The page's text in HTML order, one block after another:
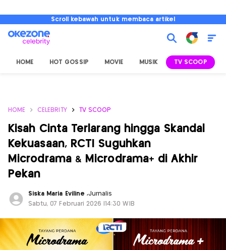
Scroll kebawah untuk membaca artikel
HOME HOT GOSSIP MOVIE MUSIK TV SCOOP
HOME CELEBRITY TV SCOOP
Kisah Cinta Terlarang hingga Skandal
Kekuasaan, RCTI Suguhkan
Microdrama & Microdrama+ di Akhir
Pekan
Siska Maria Eviline ,Jurnalis
Sabtu, 07 Februari 2026 |14:30 WIB